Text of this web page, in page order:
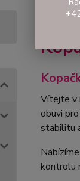
Vítejte v
obuvi
stabilitu
kontrolu